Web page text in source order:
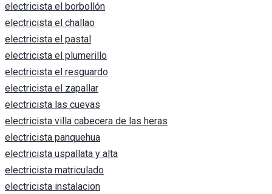
electricista el borbollón
electricista el challao
electricista el pastal
electricista el plumerillo
electricista el resguardo
electricista el zapallar
electricista las cuevas
electricista villa cabecera de las heras
electricista panquehua
electricista uspallata y alta
electricista matriculado
electricista instalacion